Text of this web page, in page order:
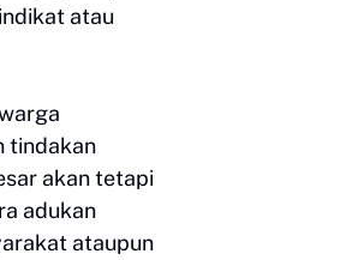
atau
tindakan
akan tetapi
adukan
ataupun